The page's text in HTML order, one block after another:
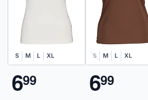
S M L XL
699
S M L XL
699